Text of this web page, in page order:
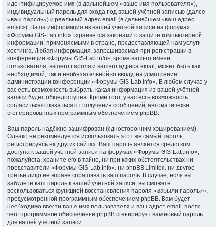
идентифицируемое имя (в дальнейшем «ваше имя пользователя»),
индивидуальный пароль для входа под вашей учётной записью (далее
«ваш пароль») и реальный адрес email (в дальнейшем «ваш адрес
email»). Ваша информация из вашей учётной записи на форумах
«Форумы GIS-Lab.info» охраняется законами о защите компьютерной
информации, применяемыми в стране, предоставляющей нам услуги
хостинга. Любая информация, запрашиваемая при регистрации в
конференции «Форумы GIS-Lab.info», кроме вашего имени
пользователя, вашего пароля и вашего адреса email, может быть как
необходимой, так и необязательной ко вводу, на усмотрение
администрации конференции «Форумы GIS-Lab.info». В любом случае у
вас есть возможность выбрать, какая информация из вашей учётной
записи будет общедоступна. Кроме того, у вас есть возможность
согласиться/отказаться от получения сообщений, автоматически
сгенерированных программным обеспечением phpBB.
Ваш пароль надёжно зашифрован (односторонним хэшированием).
Однако не рекомендуется использовать этот же самый пароль,
регистрируясь на других сайтах. Ваш пароль является средством
доступа к вашей учётной записи на форумах «Форумы GIS-Lab.info»,
пожалуйста, храните его в тайне, ни при каких обстоятельствах ни
представители «Форумы GIS-Lab.info», ни phpBB Limited, ни другое
третье лицо не вправе спрашивать ваш пароль. В случае, если вы
забудете ваш пароль к вашей учётной записи, вы сможете
воспользоваться функцией восстановления пароля «Забыли пароль?»,
предусмотренной программным обеспечением phpBB. Вам будет
необходимо ввести ваше имя пользователя и ваш адрес email, после
чего программное обеспечение phpBB сгенерирует вам новый пароль
для вашей учётной записи.